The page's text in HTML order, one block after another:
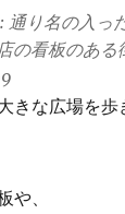
り名の入っ
店の看板のあ
きな広場を歩
や、